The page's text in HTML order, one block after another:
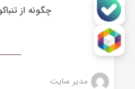
چگونه از
مدیر سایت